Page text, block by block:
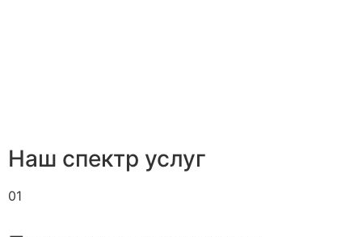
Наш спектр услуг
01